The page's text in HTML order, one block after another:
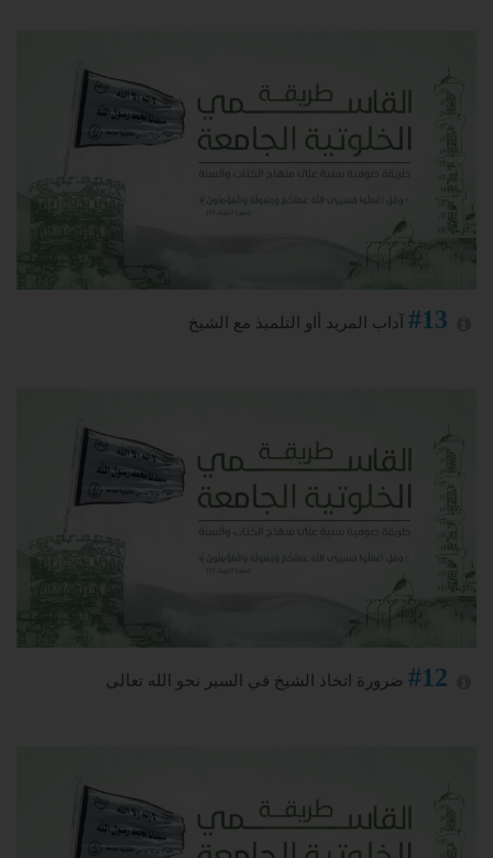
#13 آداب المريد أاو التلميذ مع الشيخ
#12 ضرورة اتخاذ الشيخ في السير نحو الله تعالى